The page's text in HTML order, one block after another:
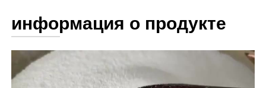
информация о продукте